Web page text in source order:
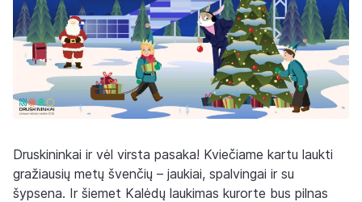
Druskininkai ir vėl virsta pasaka! Kviečiame kartu laukti
gražiausių metų švenčių – jaukiai, spalvingai ir su
šypsena. Ir šiemet Kalėdų laukimas kurorte bus pilnas